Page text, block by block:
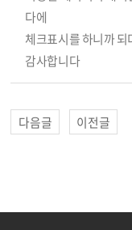
다에
체크표시를 하니까 되
감사합니다
다음글 이전글